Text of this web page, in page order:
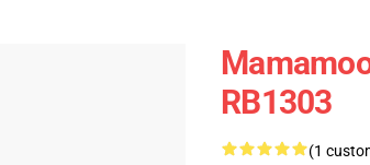
RB1303
(1